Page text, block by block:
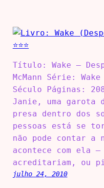
Título: Wake –
McMann Série:
Século Páginas:
Janie, uma garota
presa dentro dos
pessoas está se
não pode contar a
acontece com ela
acreditariam, ou
julho 24, 2010